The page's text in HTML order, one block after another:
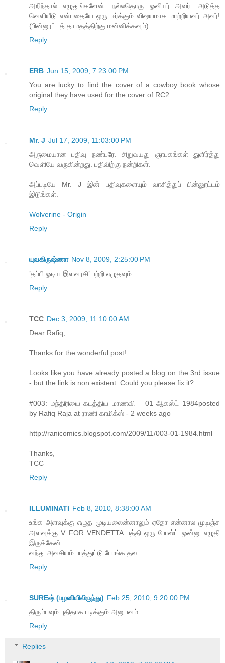
அறிந்தால் எழுதுங்களேன். நல்லதொரு ஓவியர் அவர். அடுத்த
வெளியீடு என்பதையே ஒரு ஈர்க்கும் விஷயமாக மாற்றியவர் அவர்!
(பின்னூட்டத் தாமதத்திற்கு மன்னிக்கவும்)
Reply
ERB Jun 15, 2009, 7:23:00 PM
You are lucky to find the cover of a cowboy book whose
original they have used for the cover of RC2.
Reply
Mr. J Jul 17, 2009, 11:03:00 PM
அருமையான பதிவு நண்பரே. சிறுவயது ஞாபகங்கள் துளிர்த்து
வெளியே வருகின்றது. பதிவிற்கு நன்றிகள்.
அப்படியே Mr. J இன் பதிவுகளையும் வாசித்துப் பின்னூட்டம்
இடுங்கள்.
Wolverine - Origin
Reply
யுவகிருஷ்ணா Nov 8, 2009, 2:25:00 PM
’தப்பி ஓடிய இளவரசி’ பற்றி எழுதவும்.
Reply
TCC Dec 3, 2009, 11:10:00 AM
Dear Rafiq,
Thanks for the wonderful post!
Looks like you have already posted a blog on the 3rd issue
- but the link is non existent. Could you please fix it?
#003: மந்திரியை கடத்திய மாணவி – 01 ஆகஸ்ட் 1984posted
by Rafiq Raja at ராணி காமிக்ஸ் - 2 weeks ago
http://ranicomics.blogspot.com/2009/11/003-01-1984.html
Thanks,
TCC
Reply
ILLUMINATI Feb 8, 2010, 8:38:00 AM
உங்க அளவுக்கு எழுத முடியலைன்னாலும் ஏதோ என்னால முடிஞ்ச
அளவுக்கு V FOR VENDETTA பத்தி ஒரு போஸ்ட் ஒன்னு எழுதி
இருக்கேன்.....
வந்து அவசியம் பாத்துட்டு போங்க தல....
Reply
SUREஷ் (பழனியிலிருந்து) Feb 25, 2010, 9:20:00 PM
திரும்பவும் புதிதாக படிக்கும் அனுபவம்
Reply
Replies